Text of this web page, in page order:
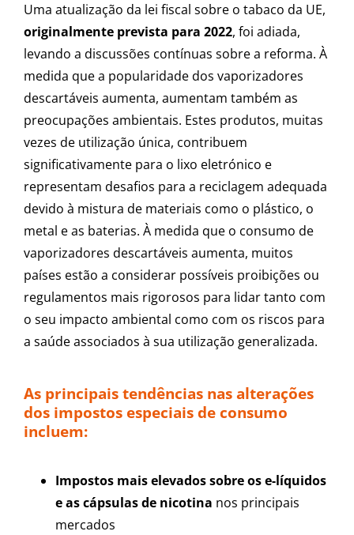
Uma atualização da lei fiscal sobre o tabaco da UE,
originalmente prevista para 2022, foi adiada,
levando a discussões contínuas sobre a reforma. À
medida que a popularidade dos vaporizadores
descartáveis ​​aumenta, aumentam também as
preocupações ambientais. Estes produtos, muitas
vezes de utilização única, contribuem
significativamente para o lixo eletrónico e
representam desafios para a reciclagem adequada
devido à mistura de materiais como o plástico, o
metal e as baterias. À medida que o consumo de
vaporizadores descartáveis ​​aumenta, muitos
países estão a considerar possíveis proibições ou
regulamentos mais rigorosos para lidar tanto com
o seu impacto ambiental como com os riscos para
a saúde associados à sua utilização generalizada.
As principais tendências nas alterações
dos impostos especiais de consumo
incluem:
Impostos mais elevados sobre os e-líquidos
e as cápsulas de nicotina nos principais
mercados